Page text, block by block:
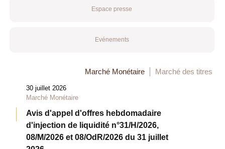
Espace presse
Evénements
Marché Monétaire Marché des titres
30 juillet 2026
Marché Monétaire
Avis d'appel d'offres hebdomadaire
d'injection de liquidité n°31/H/2026,
08/M/2026 et 08/OdR/2026 du 31 juillet